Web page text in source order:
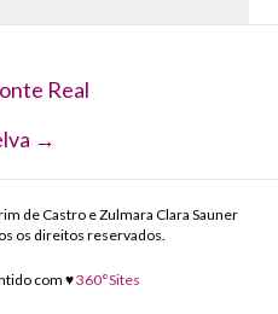
Real
→
de Castro e Zulmara Clara Sauner
os direitos reservados.
com ♥360°Sites